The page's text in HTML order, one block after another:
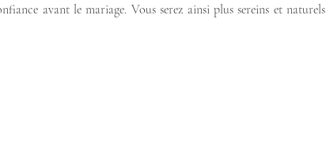
avant le mariage. Vous serez ainsi plus sereins et naturels